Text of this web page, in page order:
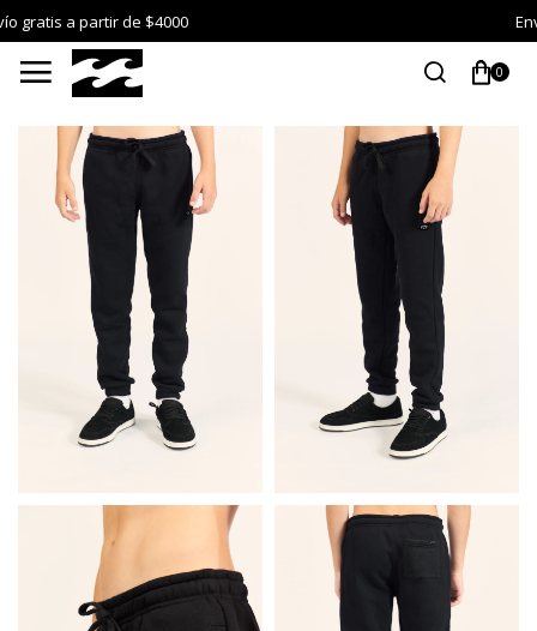
Envío gratis a partir de $4000
0
